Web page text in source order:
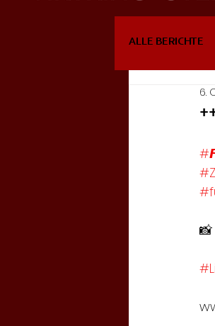
ALLE BERICHTE
6.